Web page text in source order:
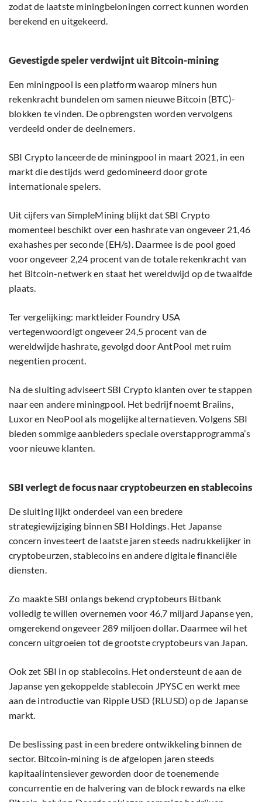
zodat de laatste miningbeloningen correct kunnen worden
berekend en uitgekeerd.
Gevestigde speler verdwijnt uit Bitcoin-mining
Een miningpool is een platform waarop miners hun
rekenkracht bundelen om samen nieuwe Bitcoin (BTC)-
blokken te vinden. De opbrengsten worden vervolgens
verdeeld onder de deelnemers.
SBI Crypto lanceerde de miningpool in maart 2021, in een
markt die destijds werd gedomineerd door grote
internationale spelers.
Uit cijfers van SimpleMining blijkt dat SBI Crypto
momenteel beschikt over een hashrate van ongeveer 21,46
exahashes per seconde (EH/s). Daarmee is de pool goed
voor ongeveer 2,24 procent van de totale rekenkracht van
het Bitcoin-netwerk en staat het wereldwijd op de twaalfde
plaats.
Ter vergelijking: marktleider Foundry USA
vertegenwoordigt ongeveer 24,5 procent van de
wereldwijde hashrate, gevolgd door AntPool met ruim
negentien procent.
Na de sluiting adviseert SBI Crypto klanten over te stappen
naar een andere miningpool. Het bedrijf noemt Braiins,
Luxor en NeoPool als mogelijke alternatieven. Volgens SBI
bieden sommige aanbieders speciale overstapprogramma’s
voor nieuwe klanten.
SBI verlegt de focus naar cryptobeurzen en stablecoins
De sluiting lijkt onderdeel van een bredere
strategiewijziging binnen SBI Holdings. Het Japanse
concern investeert de laatste jaren steeds nadrukkelijker in
cryptobeurzen, stablecoins en andere digitale financiële
diensten.
Zo maakte SBI onlangs bekend cryptobeurs Bitbank
volledig te willen overnemen voor 46,7 miljard Japanse yen,
omgerekend ongeveer 289 miljoen dollar. Daarmee wil het
concern uitgroeien tot de grootste cryptobeurs van Japan.
Ook zet SBI in op stablecoins. Het ondersteunt de aan de
Japanse yen gekoppelde stablecoin JPYSC en werkt mee
aan de introductie van Ripple USD (RLUSD) op de Japanse
markt.
De beslissing past in een bredere ontwikkeling binnen de
sector. Bitcoin-mining is de afgelopen jaren steeds
kapitaalintensiever geworden door de toenemende
concurrentie en de halvering van de block rewards na elke